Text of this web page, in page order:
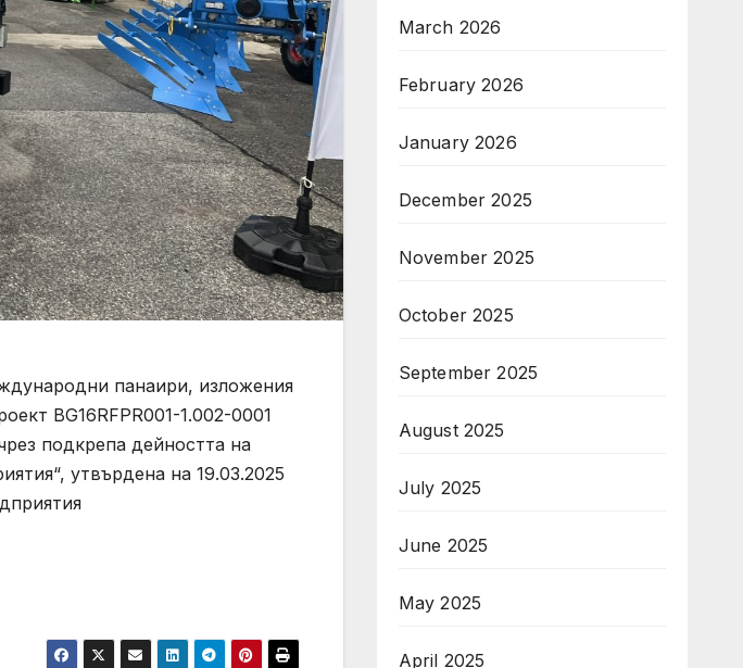
панаири, изложения
BG16RFPR001-1.002-0001
подкрепа дейността на
утвърдена на 19.03.2025
March 2026
February 2026
January 2026
December 2025
November 2025
October 2025
September 2025
August 2025
July 2025
June 2025
May 2025
April 2025